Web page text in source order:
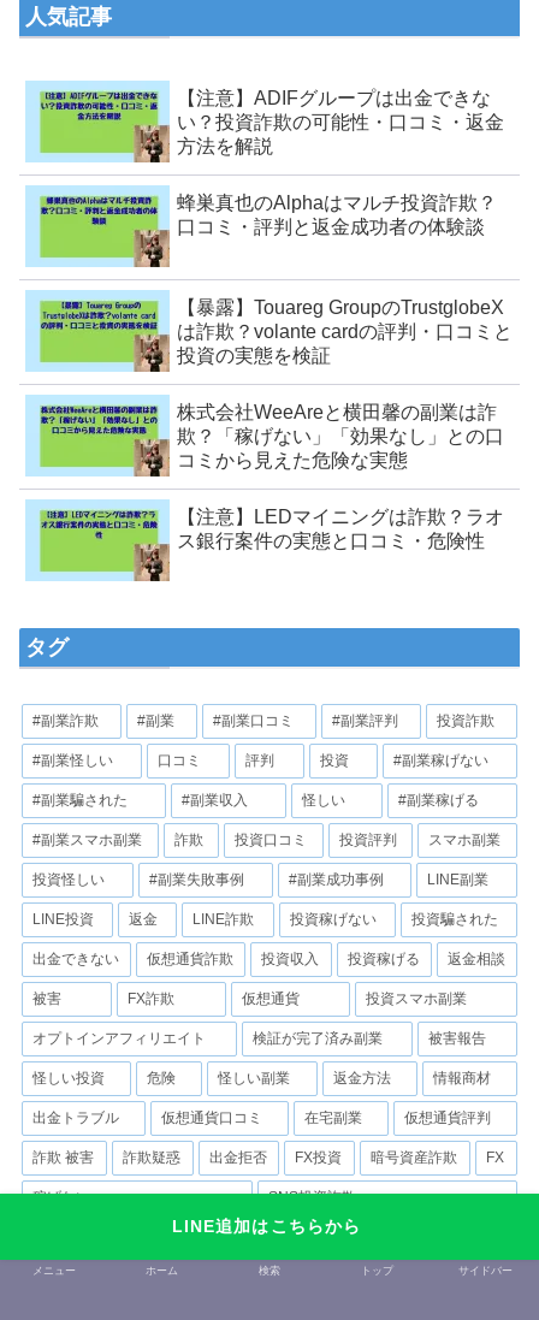
人気記事
【注意】ADIFグループは出金できな
い？投資詐欺の可能性・口コミ・返金
方法を解説
蜂巣真也のAlphaはマルチ投資詐欺？
口コミ・評判と返金成功者の体験談
【暴露】Touareg GroupのTrustglobeX
は詐欺？volante cardの評判・口コミと
投資の実態を検証
株式会社WeeAreと横田馨の副業は詐
欺？「稼げない」「効果なし」との口
コミから見えた危険な実態
【注意】LEDマイニングは詐欺？ラオ
ス銀行案件の実態と口コミ・危険性
タグ
#副業詐欺 #副業 #副業口コミ #副業評判 投資詐欺
#副業怪しい 口コミ 評判 投資 #副業稼げない
#副業騙された #副業収入 怪しい #副業稼げる
#副業スマホ副業 詐欺 投資口コミ 投資評判 スマホ副業
投資怪しい #副業失敗事例 #副業成功事例 LINE副業
LINE投資 返金 LINE詐欺 投資稼げない 投資騙された
出金できない 仮想通貨詐欺 投資収入 投資稼げる 返金相談
被害 FX詐欺 仮想通貨 投資スマホ副業
オプトインアフィリエイト 検証が完了済み副業 被害報告
怪しい投資 危険 怪しい副業 返金方法 情報商材
出金トラブル 仮想通貨口コミ 在宅副業 仮想通貨評判
詐欺 被害 詐欺疑惑 出金拒否 FX投資 暗号資産詐欺 FX
稼げない SNS投資詐欺
『かんたんスマホ副業（ニャンフク）』は詐欺まがい？口コミ・評判に
潜む危険性と稼げない実態！'
LINE追加はこちらから
メニュー ホーム 検索 トップ サイドバー